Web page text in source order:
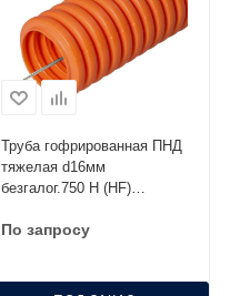
Труба гофрированная ПНД
тяжелая d16мм
безгалог.750 Н (HF)
(уп.100м)Промрукав
По запросу